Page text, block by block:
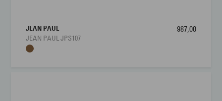
JEAN PAUL
JEAN PAUL JPS107
987,00